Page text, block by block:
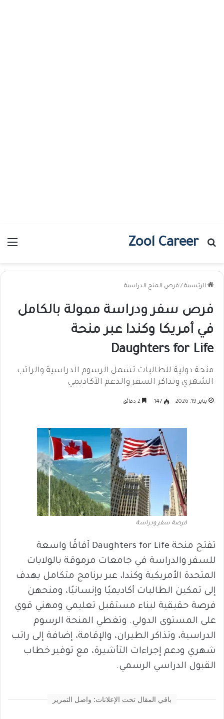
Zool Career
بحث عن
الرئيسية / فرص المنح الدراسية
فرص سفر ودراسة ممولة بالكامل
في أمريكا وكندا عبر منحة
Daughters for Life
منحة دولية للطالبات تشمل الرسوم الدراسية والراتب
الشهري وتذاكر السفر والدعم الأكاديمي
يناير 19, 2026 147
فرصة سفر ودراسة
تفتح منحة Daughters for Life آفاقًا واسعة
للسفر والدراسة في جامعات مرموقة بالولايات
المتحدة الأمريكية وكندا، عبر برنامج متكامل يهدف
إلى تمكين الطالبات أكاديميًا وإنسانيًا، ومنحهن
فرصة حقيقية لبناء مستقبل تعليمي ومهني قوي
على المستوى الدولي. وتغطي المنحة الرسوم
الدراسية، وتذاكر الطيران، والإقامة، إضافة إلى راتب
شهري ودعم إجراءات التأشيرة، مع توفير خطاب
القبول الدراسي الرسمي.
باقي المقال تحت الإعلانات: واصل التمرير